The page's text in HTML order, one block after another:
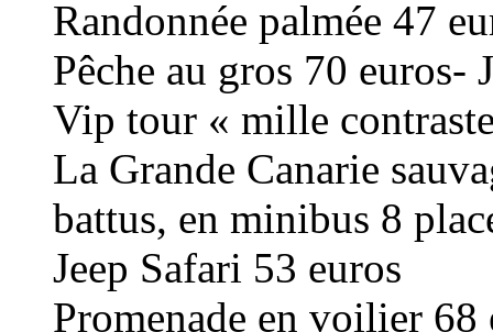
Randonnée palmée 47
Pêche au gros 70
Vip tour « mille
La Grande Canarie
battus, en minibus 8
Jeep Safari 53 euros
Promenade en voilier 68